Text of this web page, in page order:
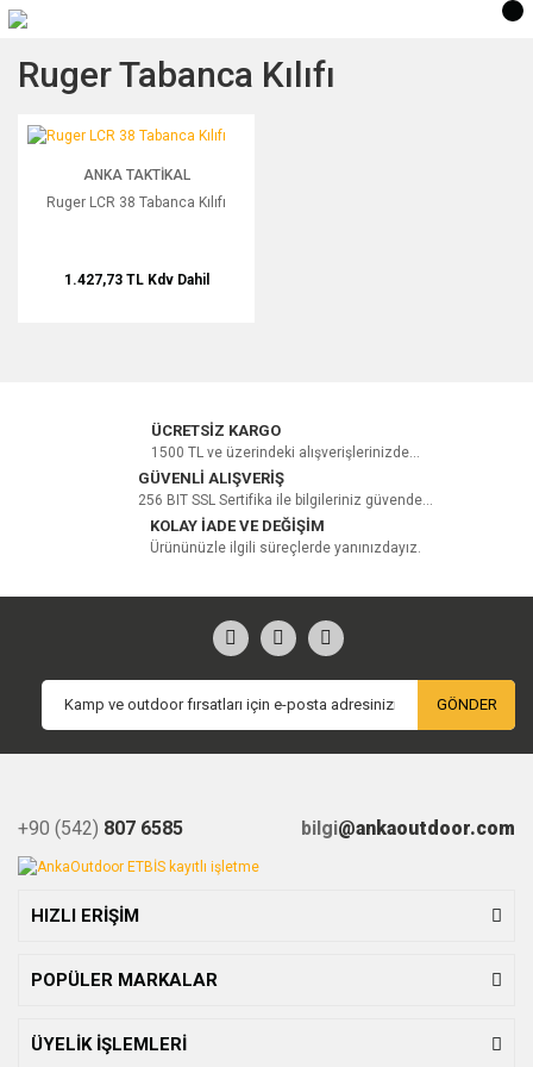
Ruger Tabanca Kılıfı
Ruger LCR 38 Tabanca Kılıfı
ANKA TAKTIKAL
Ruger LCR 38 Tabanca Kılıfı
1.427,73 TL Kdv Dahil
ÜCRETSİZ KARGO
1500 TL ve üzerindeki alışverişlerinizde...
GÜVENLİ ALIŞVERİŞ
256 BIT SSL Sertifika ile bilgileriniz güvende...
KOLAY İADE VE DEĞİŞİM
Ürününüzle ilgili süreçlerde yanınızdayız.
GÖNDER
+90 (542) 807 6585 bilgi@ankaoutdoor.com
HIZLI ERİŞİM
POPÜLER MARKALAR
ÜYELİK İŞLEMLERİ